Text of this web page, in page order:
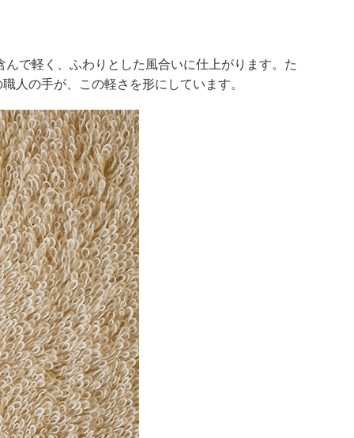
で軽く、ふわりとした風合いに仕上がります。た
人の手が、この軽さを形にしています。